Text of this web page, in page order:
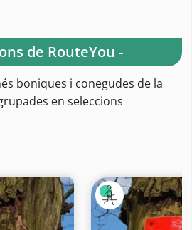
de RouteYou -
boniques i conegudes de la
en seleccions